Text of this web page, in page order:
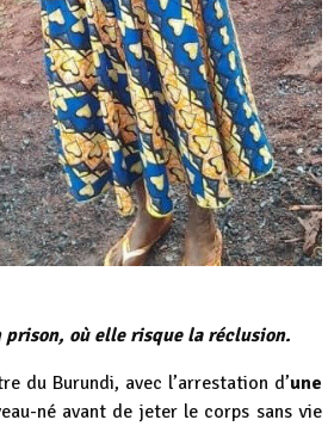
où elle risque la réclusion.
du Burundi, avec l’arrestation d’une
né avant de jeter le corps sans vie